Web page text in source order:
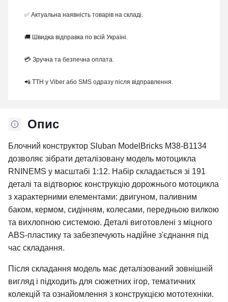
Опис
Блочний конструктор Sluban ModelBricks M38-B1134
дозволяє зібрати деталізовану модель мотоцикла
RNINEMS у масштабі 1:12. Набір складається зі 191
деталі та відтворює конструкцію дорожнього мотоцикла
з характерними елементами: двигуном, паливним
баком, кермом, сидінням, колесами, передньою вилкою
та вихлопною системою. Деталі виготовлені з міцного
ABS-пластику та забезпечують надійне з'єднання під
час складання.
Після складання модель має деталізований зовнішній
вигляд і підходить для сюжетних ігор, тематичних
колекцій та ознайомлення з конструкцією мототехніки.
✅ Актуальна наявність товарів на складі.
🚚 Швидка відправка по всій Україні.
💳 Зручна та безпечна оплата.
📲 ТТН у Viber або SMS одразу після відправлення.